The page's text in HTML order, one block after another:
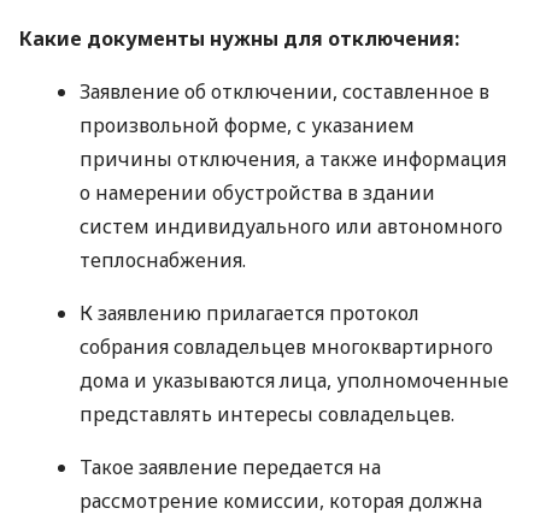
Какие документы нужны для отключения:
Заявление об отключении, составленное в
произвольной форме, с указанием
причины отключения, а также информация
о намерении обустройства в здании
систем индивидуального или автономного
теплоснабжения.
К заявлению прилагается протокол
собрания совладельцев многоквартирного
дома и указываются лица, уполномоченные
представлять интересы совладельцев.
Такое заявление передается на
рассмотрение комиссии, которая должна